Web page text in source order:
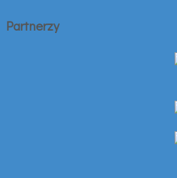
Partnerzy